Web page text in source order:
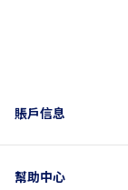
賬戶信息
幫助中心